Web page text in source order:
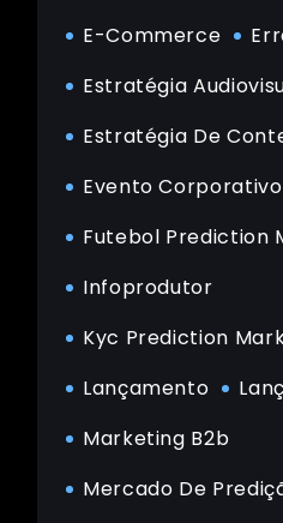
E-Commerce
Estratégia
Estratégia De
Evento Corporativo
Futebol Prediction
Infoprodutor
Kyc Prediction
Lançamento
Marketing B2b
Mercado De